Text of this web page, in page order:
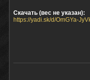
Скачать (вес не указан):
https://yadi.sk/d/OmGYa-